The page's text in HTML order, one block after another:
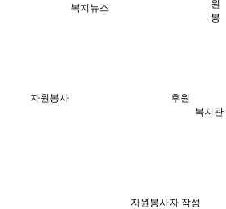
복지뉴스
자원봉사
복지관
원
봉
후원
자원봉사자 작성